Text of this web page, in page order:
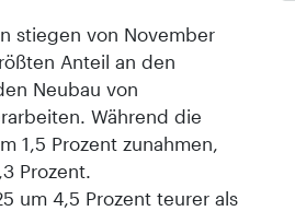
stiegen von November
Anteil an den
Neubau von
Während die
1,5 Prozent zunahmen,
Prozent.
um 4,5 Prozent teurer als